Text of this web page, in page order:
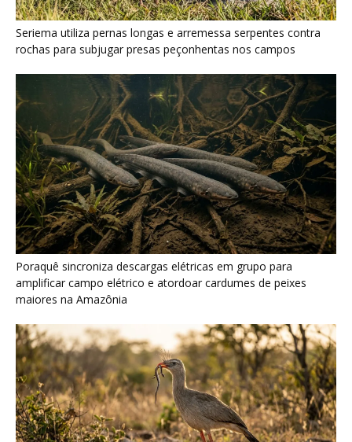
Poraquê sincroniza descargas elétricas em grupo para
amplificar campo elétrico e atordoar cardumes de peixes
maiores na Amazônia
Seriema combina corridas em alta velocidade e arremessos
contra rochas para imobilizar serpentes peçonhentas no
cerrado